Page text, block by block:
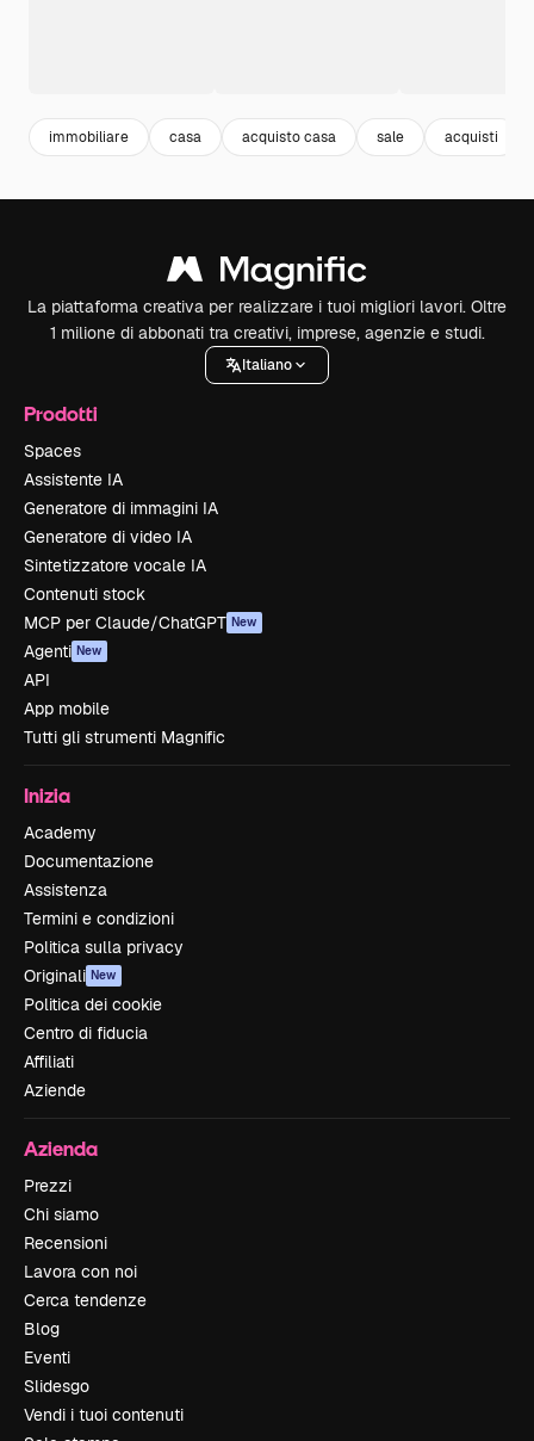
immobiliare casa acquisto casa sale acquisti
La piattaforma creativa per realizzare i tuoi migliori lavori. Oltre
1 milione di abbonati tra creativi, imprese, agenzie e studi.
Italiano
Prodotti
Spaces
Assistente IA
Generatore di immagini IA
Generatore di video IA
Sintetizzatore vocale IA
Contenuti stock
MCP per Claude/ChatGPT New
Agenti New
API
App mobile
Tutti gli strumenti Magnific
Inizia
Academy
Documentazione
Assistenza
Termini e condizioni
Politica sulla privacy
Originali New
Politica dei cookie
Centro di fiducia
Affiliati
Aziende
Azienda
Prezzi
Chi siamo
Recensioni
Lavora con noi
Cerca tendenze
Blog
Eventi
Slidesgo
Vendi i tuoi contenuti